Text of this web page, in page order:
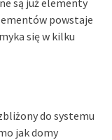
powstaje
się w kilku
do systemu
jak domy